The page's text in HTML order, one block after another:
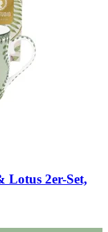
Lotus 2er-​Set,